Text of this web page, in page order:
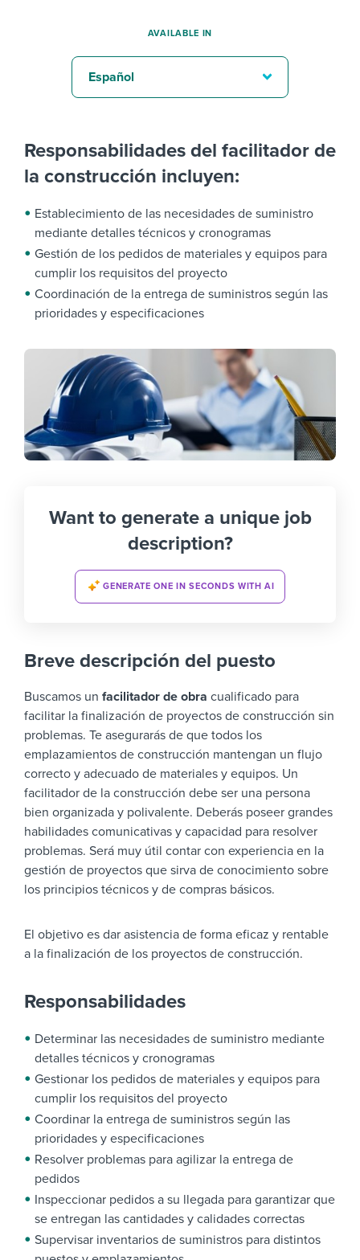
Responsabilidades del facilitador de
la construcción incluyen:
Establecimiento de las necesidades de suministro
mediante detalles técnicos y cronogramas
Gestión de los pedidos de materiales y equipos para
cumplir los requisitos del proyecto
Coordinación de la entrega de suministros según las
prioridades y especificaciones
Want to generate a unique job
description?
GENERATE ONE IN SECONDS WITH AI
Breve descripción del puesto
Buscamos un facilitador de obra cualificado para
facilitar la finalización de proyectos de construcción sin
problemas. Te asegurarás de que todos los
emplazamientos de construcción mantengan un flujo
correcto y adecuado de materiales y equipos. Un
facilitador de la construcción debe ser una persona
bien organizada y polivalente. Deberás poseer grandes
habilidades comunicativas y capacidad para resolver
problemas. Será muy útil contar con experiencia en la
gestión de proyectos que sirva de conocimiento sobre
los principios técnicos y de compras básicos.
El objetivo es dar asistencia de forma eficaz y rentable
a la finalización de los proyectos de construcción.
Responsabilidades
Determinar las necesidades de suministro mediante
detalles técnicos y cronogramas
Gestionar los pedidos de materiales y equipos para
cumplir los requisitos del proyecto
Coordinar la entrega de suministros según las
prioridades y especificaciones
Resolver problemas para agilizar la entrega de
pedidos
Inspeccionar pedidos a su llegada para garantizar que
se entregan las cantidades y calidades correctas
Supervisar inventarios de suministros para distintos
AVAILABLE IN
Español